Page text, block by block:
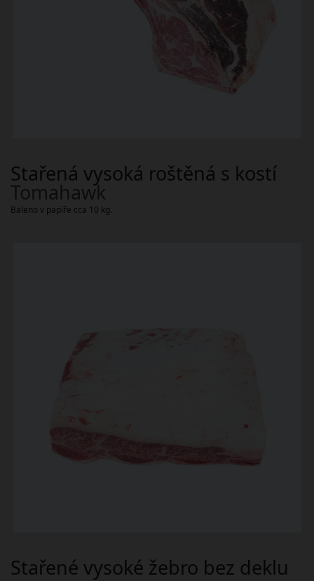
Baleno v papíře cca 10 kg.
Stařená vysoká roštěná s kostí
Tomahawk
Stařené vysoké žebro bez deklu